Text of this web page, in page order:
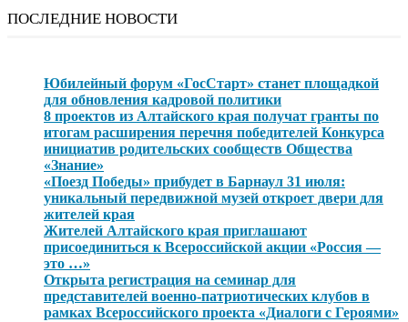
ПОСЛЕДНИЕ НОВОСТИ
Юбилейный форум «ГосСтарт» станет площадкой
для обновления кадровой политики
8 проектов из Алтайского края получат гранты по
итогам расширения перечня победителей Конкурса
инициатив родительских сообществ Общества
«Знание»
«Поезд Победы» прибудет в Барнаул 31 июля:
уникальный передвижной музей откроет двери для
жителей края
Жителей Алтайского края приглашают
присоединиться к Всероссийской акции «Россия —
это …»
Открыта регистрация на семинар для
представителей военно-патриотических клубов в
рамках Всероссийского проекта «Диалоги с Героями»